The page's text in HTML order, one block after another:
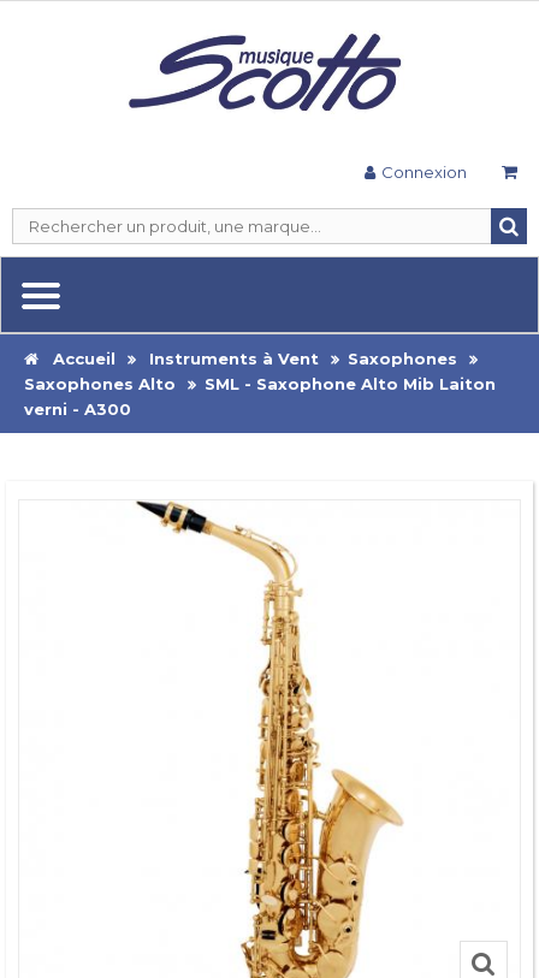
Connexion
Accueil Instruments à Vent
Saxophones
Saxophones Alto
SML - Saxophone Alto Mib Laiton
verni - A300